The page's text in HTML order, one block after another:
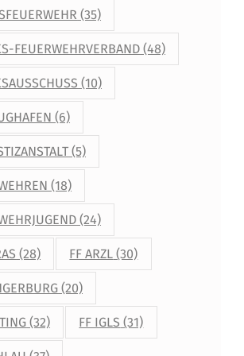
(35)
FEUERWEHRVERBAND (48)
(10)
(6)
(5)
(18)
(24)
(28) FF ARZL (30)
(20)
(32) FF IGLS (31)